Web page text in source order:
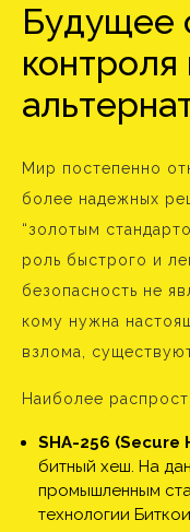
Будущее
Мир постепенно
более надежных
“золотым
роль быстрого и
безопасность не
кому нужна
взлома,
Наиболее
SHA-256 (Secure
битный хеш. На
промышленным
технологии